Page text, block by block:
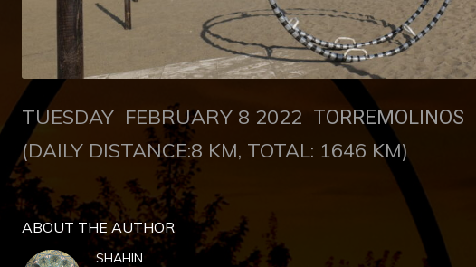
TUESDAY FEBRUARY 8 2022 TORREMOLINOS
(DAILY DISTANCE:8 KM, TOTAL: 1646 KM)
ABOUT THE AUTHOR
SHAHIN